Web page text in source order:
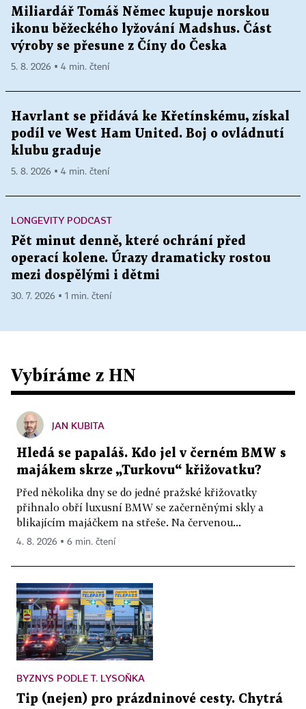
Miliardář Tomáš Němec kupuje norskou
ikonu běžeckého lyžování Madshus. Část
výroby se přesune z Číny do Česka
5. 8. 2026 ▪ 4 min. čtení
Havrlant se přidává ke Křetínskému, získal
podíl ve West Ham United. Boj o ovládnutí
klubu graduje
5. 8. 2026 ▪ 4 min. čtení
LONGEVITY PODCAST
Pět minut denně, které ochrání před
operací kolene. Úrazy dramaticky rostou
mezi dospělými i dětmi
30. 7. 2026 ▪ 1 min. čtení
Vybíráme z HN
JAN KUBITA
Hledá se papaláš. Kdo jel v černém BMW s
majákem skrze „Turkovu“ křižovatku?
Před několika dny se do jedné pražské křižovatky
přihnalo obří luxusní BMW se začerněnými skly a
blikajícím majáčkem na střeše. Na červenou...
4. 8. 2026 ▪ 6 min. čtení
BYZNYS PODLE T. LYSOŇKA
Tip (nejen) pro prázdninové cesty. Chytrá